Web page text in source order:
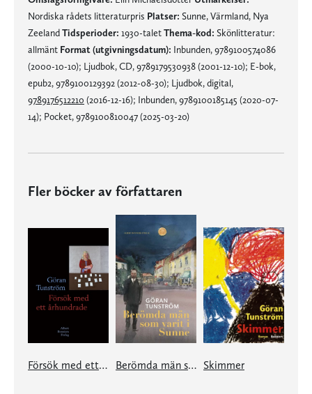
Nordiska rådets litteraturpris Platser: Sunne, Värmland, Nya
ZeelandTidsperioder: 1930-taletThema-kod: Skönlitteratur:
allmänt Format (utgivningsdatum): Inbunden, 9789100574086
(2000-10-10); Ljudbok, CD, 9789179530938 (2001-12-10); E-bok,
epub2, 9789100129392 (2012-08-30); Ljudbok, digital,
9789176512210 (2016-12-16); Inbunden, 9789100185145 (2020-07-
14); Pocket, 9789100810047 (2025-03-20)
Fler böcker av författaren
Försök med ett århundrade Berömda män som varit i Sunne Skimmer